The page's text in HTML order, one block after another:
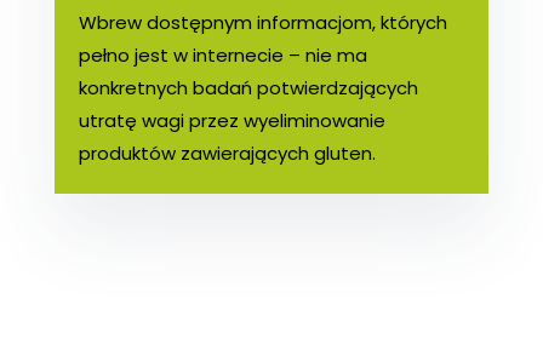
Wbrew dostępnym informacjom, których
pełno jest w internecie – nie ma
konkretnych badań potwierdzających
utratę wagi przez wyeliminowanie
produktów zawierających gluten.